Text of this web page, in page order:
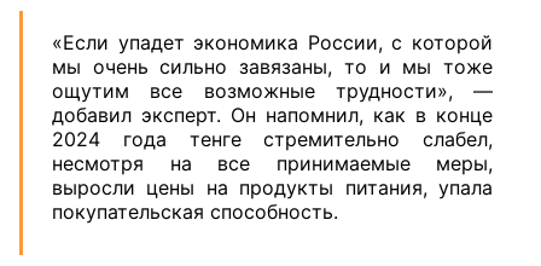
«Если упадет экономика России, с которой
мы очень сильно завязаны, то и мы тоже
ощутим все возможные трудности», —
добавил эксперт. Он напомнил, как в конце
2024 года тенге стремительно слабел,
несмотря на все принимаемые меры,
выросли цены на продукты питания, упала
покупательская способность.